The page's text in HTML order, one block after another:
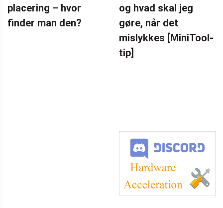
placering – hvor
finder man den?
og hvad skal jeg
gøre, når det
mislykkes [MiniTool-
tip]